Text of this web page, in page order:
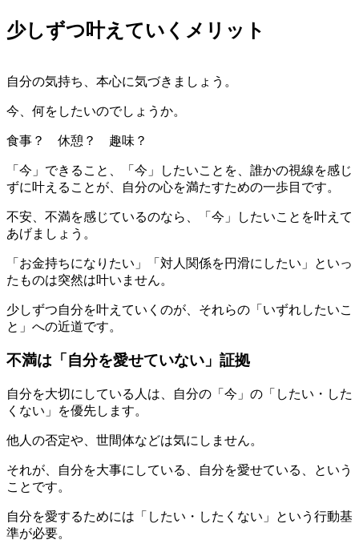
少しずつ叶えていくメリット
自分の気持ち、本心に気づきましょう。
今、何をしたいのでしょうか。
食事？ 休憩？ 趣味？
「今」できること、「今」したいことを、誰かの視線を感じ
ずに叶えることが、自分の心を満たすための一歩目です。
不安、不満を感じているのなら、「今」したいことを叶えて
あげましょう。
「お金持ちになりたい」「対人関係を円滑にしたい」といっ
たものは突然は叶いません。
少しずつ自分を叶えていくのが、それらの「いずれしたいこ
と」への近道です。
不満は「自分を愛せていない」証拠
自分を大切にしている人は、自分の「今」の「したい・した
くない」を優先します。
他人の否定や、世間体などは気にしません。
それが、自分を大事にしている、自分を愛せている、という
ことです。
自分を愛するためには「したい・したくない」という行動基
準が必要。